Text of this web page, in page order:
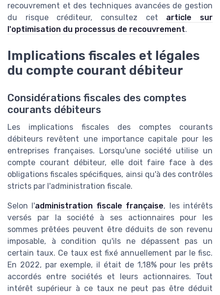
recouvrement et des techniques avancées de gestion
du risque créditeur, consultez cet article sur
l'optimisation du processus de recouvrement.
Implications fiscales et légales
du compte courant débiteur
Considérations fiscales des comptes
courants débiteurs
Les implications fiscales des comptes courants
débiteurs revêtent une importance capitale pour les
entreprises françaises. Lorsqu'une société utilise un
compte courant débiteur, elle doit faire face à des
obligations fiscales spécifiques, ainsi qu'à des contrôles
stricts par l'administration fiscale.
Selon l'administration fiscale française, les intérêts
versés par la société à ses actionnaires pour les
sommes prêtées peuvent être déduits de son revenu
imposable, à condition qu'ils ne dépassent pas un
certain taux. Ce taux est fixé annuellement par le fisc.
En 2022, par exemple, il était de 1,18% pour les prêts
accordés entre sociétés et leurs actionnaires. Tout
intérêt supérieur à ce taux ne peut pas être déduit